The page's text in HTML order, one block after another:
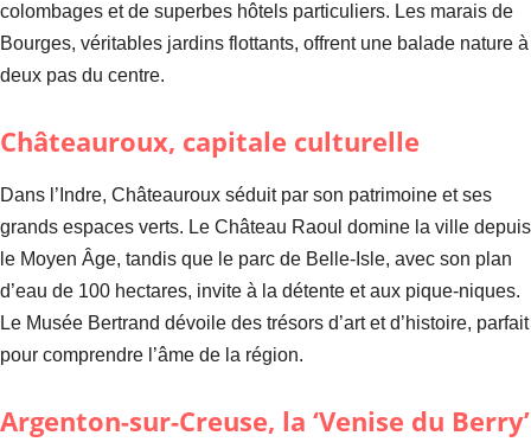
colombages et de superbes hôtels particuliers. Les marais de
Bourges, véritables jardins flottants, offrent une balade nature à
deux pas du centre.
Châteauroux, capitale culturelle
Dans l’Indre, Châteauroux séduit par son patrimoine et ses
grands espaces verts. Le Château Raoul domine la ville depuis
le Moyen Âge, tandis que le parc de Belle-Isle, avec son plan
d’eau de 100 hectares, invite à la détente et aux pique-niques.
Le Musée Bertrand dévoile des trésors d’art et d’histoire, parfait
pour comprendre l’âme de la région.
Argenton-sur-Creuse, la ‘Venise du Berry’